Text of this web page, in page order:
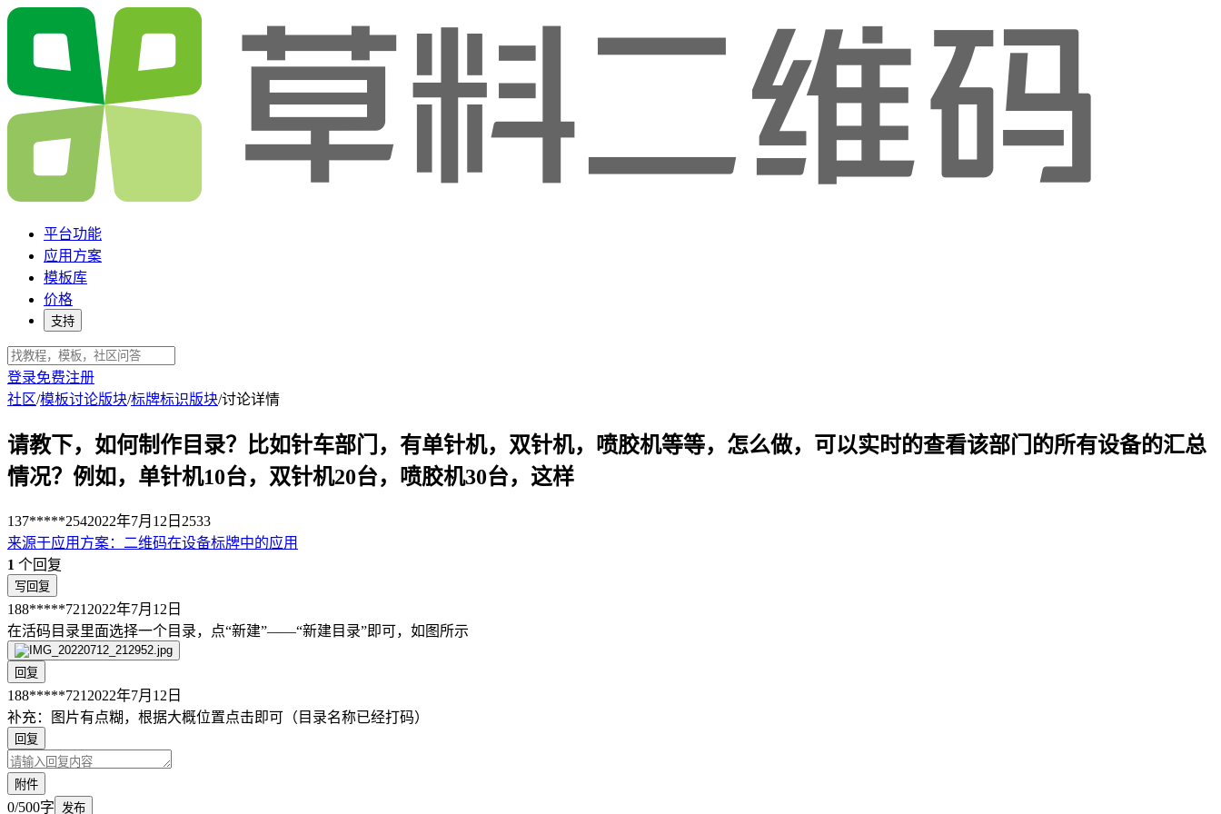
平台功能
应用方案
模板库
价格
支持
登录免费注册
社区/模板讨论版块/标牌标识版块/讨论详情
请教下，如何制作目录？比如针车部门，有单针机，双针机，喷胶机等等，怎么做，可以实时的查看该部门的所有设备的汇总
情况？例如，单针机10台，双针机20台，喷胶机30台，这样
137*****2542022年7月12日 2533
来源于应用方案： 二维码在设备标牌中的应用
1 个回复
写回复
188*****721 2022年7月12日
在活码目录里面选择一个目录，点“新建”——“新建目录”即可，如图所示
回复
188*****721 2022年7月12日
补充：图片有点糊，根据大概位置点击即可（目录名称已经打码）
回复
附件
0/500字 发布